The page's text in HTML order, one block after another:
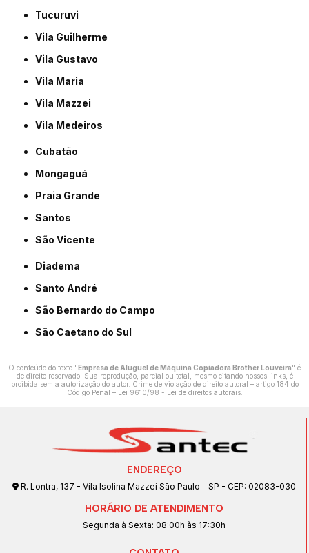
Tucuruvi
Vila Guilherme
Vila Gustavo
Vila Maria
Vila Mazzei
Vila Medeiros
Cubatão
Mongaguá
Praia Grande
Santos
São Vicente
Diadema
Santo André
São Bernardo do Campo
São Caetano do Sul
O conteúdo do texto "Empresa de Aluguel de Máquina Copiadora Brother Louveira" é
de direito reservado. Sua reprodução, parcial ou total, mesmo citando nossos links, é
proibida sem a autorização do autor. Crime de violação de direito autoral – artigo 184 do
Código Penal – Lei 9610/98 - Lei de direitos autorais.
ENDEREÇO
R. Lontra, 137 - Vila Isolina Mazzei São Paulo - SP - CEP: 02083-030
HORÁRIO DE ATENDIMENTO
Segunda à Sexta: 08:00h às 17:30h